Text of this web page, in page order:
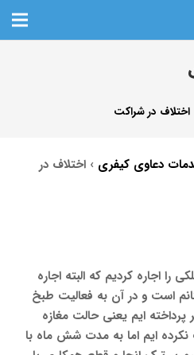
اختلاف در شراکت
دعاوی کیفری ›اختلاف در
ملکی را اجاره کردیم که البته اجاره
است و در آن به فعالیت طبخ
ایم یعنی حالت مغازه
نکرده ایم اما به مدت شش ماه با